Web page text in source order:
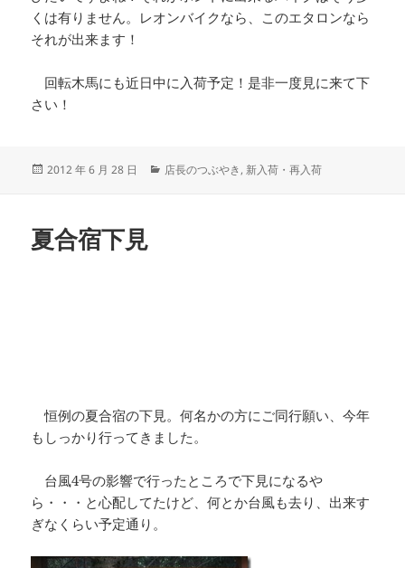
くは有りません。レオンバイクなら、このエタロンなら
それが出来ます！
回転木馬にも近日中に入荷予定！是非一度見に来て下
さい！
投
2012 年 6 月 28 日
カ
店長のつぶやき, 新入荷・再入荷
夏合宿下見
恒例の夏合宿の下見。何名かの方にご同行願い、今年
もしっかり行ってきました。
台風4号の影響で行ったところで下見になるや
ら・・・と心配してたけど、何とか台風も去り、出来す
ぎなくらい予定通り。